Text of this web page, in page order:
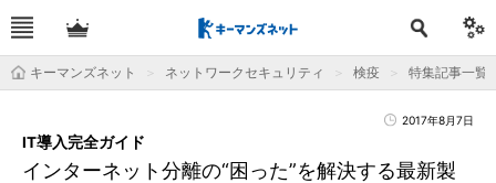
キーマンズネット ネットワークセキュリティ 検疫 特集記事一覧
2017年8月7日
インターネット分離の“困った”を解決する最新製
IT導入完全ガイド